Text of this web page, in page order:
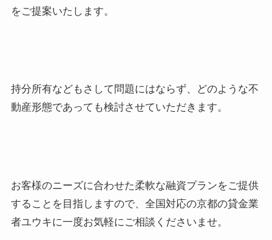
をご提案いたします。
持分所有などもさして問題にはならず、どのような不
動産形態であっても検討させていただきます。
お客様のニーズに合わせた柔軟な融資プランをご提供
することを目指しますので、全国対応の京都の貸金業
者ユウキに一度お気軽にご相談くださいませ。